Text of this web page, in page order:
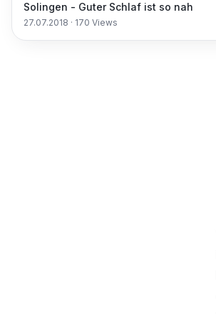
Solingen - Guter Schlaf ist so nah
27.07.2018 · 170 Views